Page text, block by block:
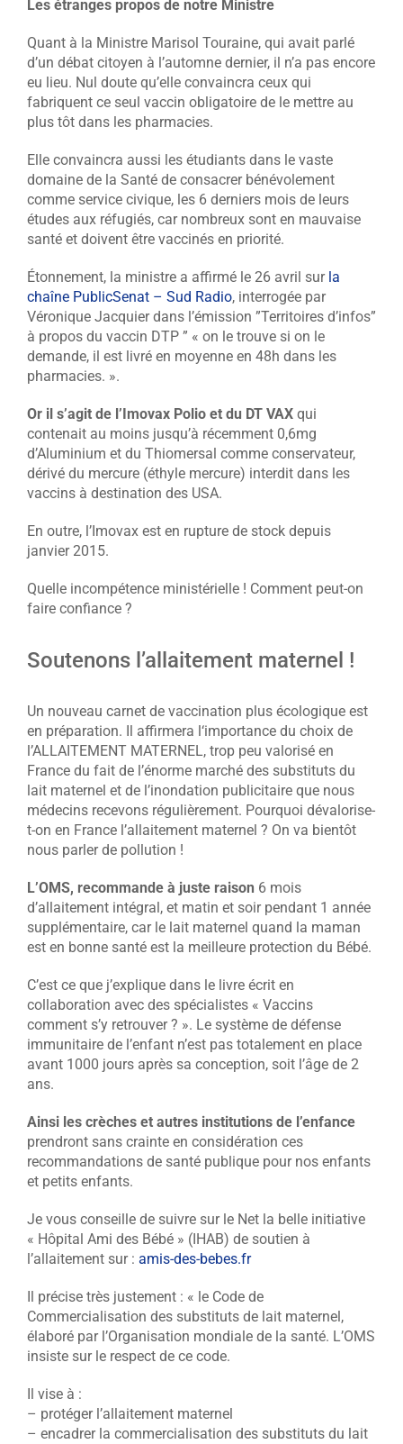
Les étranges propos de notre Ministre
Quant à la Ministre Marisol Touraine, qui avait parlé
d’un débat citoyen à l’automne dernier, il n’a pas encore
eu lieu. Nul doute qu’elle convaincra ceux qui
fabriquent ce seul vaccin obligatoire de le mettre au
plus tôt dans les pharmacies.
Elle convaincra aussi les étudiants dans le vaste
domaine de la Santé de consacrer bénévolement
comme service civique, les 6 derniers mois de leurs
études aux réfugiés, car nombreux sont en mauvaise
santé et doivent être vaccinés en priorité.
Étonnement, la ministre a affirmé le 26 avril sur la
chaîne PublicSenat – Sud Radio, interrogée par
Véronique Jacquier dans l’émission ”Territoires d’infos”
à propos du vaccin DTP ” « on le trouve si on le
demande, il est livré en moyenne en 48h dans les
pharmacies. ».
Or il s’agit de l’Imovax Polio et du DT VAXqui
contenait au moins jusqu’à récemment 0,6mg
d’Aluminium et du Thiomersal comme conservateur,
dérivé du mercure (éthyle mercure) interdit dans les
vaccins à destination des USA.
En outre, l’Imovax est en rupture de stock depuis
janvier 2015.
Quelle incompétence ministérielle ! Comment peut-on
faire confiance ?
Soutenons l’allaitement maternel !
Un nouveau carnet de vaccination plus écologique est
en préparation. Il affirmera l‘importance du choix de
l’ALLAITEMENT MATERNEL, trop peu valorisé en
France du fait de l’énorme marché des substituts du
lait maternel et de l’inondation publicitaire que nous
médecins recevons régulièrement. Pourquoi dévalorise-
t-on en France l’allaitement maternel ? On va bientôt
nous parler de pollution !
L’OMS, recommande à juste raison 6 mois
d’allaitement intégral, et matin et soir pendant 1 année
supplémentaire, car le lait maternel quand la maman
est en bonne santé est la meilleure protection du Bébé.
C’est ce que j’explique dans le livre écrit en
collaboration avec des spécialistes « Vaccins
comment s’y retrouver ? ». Le système de défense
immunitaire de l’enfant n’est pas totalement en place
avant 1000 jours après sa conception, soit l’âge de 2
ans.
Ainsi les crèches et autres institutions de l’enfance
prendront sans crainte en considération ces
recommandations de santé publique pour nos enfants
et petits enfants.
Je vous conseille de suivre sur le Net la belle initiative
« Hôpital Ami des Bébé » (IHAB) de soutien à
l’allaitement sur : amis-des-bebes.fr
Il précise très justement : « le Code de
Commercialisation des substituts de lait maternel,
élaboré par l’Organisation mondiale de la santé. L’OMS
insiste sur le respect de ce code.
Il vise à :
– protéger l’allaitement maternel
– encadrer la commercialisation des substituts du lait